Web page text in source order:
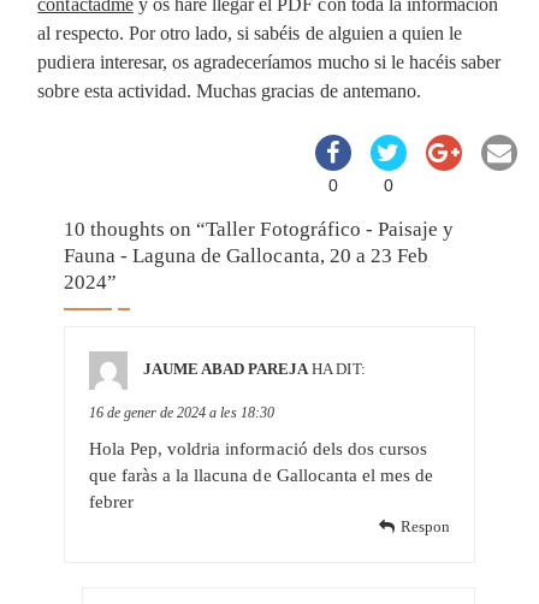
contactadmey os haré llegar el PDF con toda la información
al respecto. Por otro lado, si sabéis de alguien a quien le
pudiera interesar, os agradeceríamos mucho si le hacéis saber
sobre esta actividad. Muchas gracias de antemano.
0
0
10 thoughts on “Taller Fotográfico - Paisaje y
Fauna - Laguna de Gallocanta, 20 a 23 Feb
2024”
JAUME ABAD PAREJA HA DIT:
16 de gener de 2024 a les 18:30
Hola Pep, voldria informació dels dos cursos
que faràs a la llacuna de Gallocanta el mes de
febrer
Respon